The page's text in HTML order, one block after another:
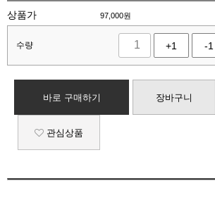
상품가 97,000원
수량 +1 -1
바로 구매하기 장바구니
관심상품